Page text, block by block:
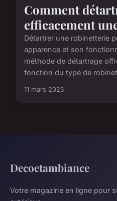
Comment
efficacement
Détartrer une robinetterie
apparence et son
méthode de détartrage
fonction du type de
11 mars 2025
Decoetambiance
Votre magazine en ligne pour